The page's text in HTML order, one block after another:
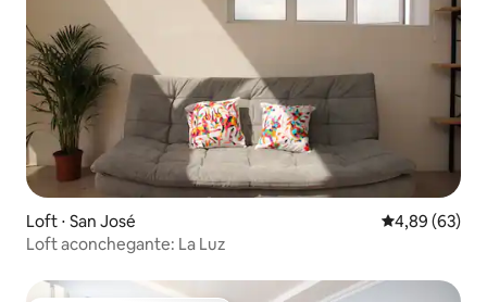
Loft ⋅ San José 4,89 de uma
4,89 (63)
Loft aconchegante: La Luz